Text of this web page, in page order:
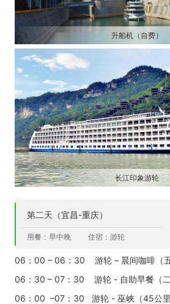
升船机（自费）
长江印象游轮
第二天（宜昌-重庆）
用餐：早中晚 住宿：游轮
06：00 – 06：30 游轮 – 晨间咖啡（五
06：30 – 07：30 游轮 - 自助早餐（二
06：00 –07：30 游轮 - 巫峡（45公里